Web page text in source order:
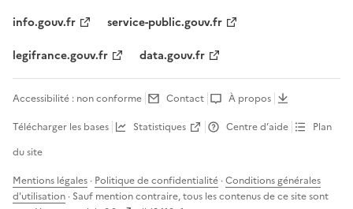
info.gouv.fr
service-public.gouv.fr
legifrance.gouv.fr
data.gouv.fr
Accessibilité : non conforme Contact
À propos
Télécharger les bases
Statistiques Centre d’aide
Plan
du site
Mentions légales · Politique de confidentialité ·Conditions générales
d'utilisation · Sauf mention contraire, tous les contenus de ce site sont